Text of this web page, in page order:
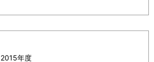
2015年度